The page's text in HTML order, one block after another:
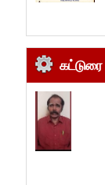
கட்டுரை